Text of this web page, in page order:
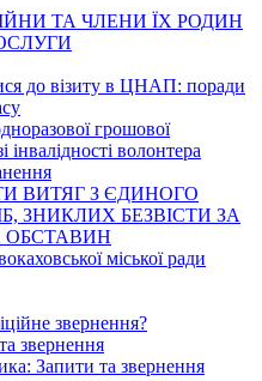
ТА ЧЛЕНИ ЇХ РОДИН
до візиту в ЦНАП: поради
грошової
інвалідності волонтера
ВИТЯГ З ЄДИНОГО
ЗНИКЛИХ БЕЗВІСТИ ЗА
міської ради
звернення?
звернення
Запити та звернення